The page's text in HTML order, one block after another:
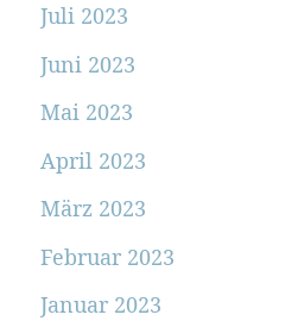
Juli 2023
Juni 2023
Mai 2023
April 2023
März 2023
Februar 2023
Januar 2023